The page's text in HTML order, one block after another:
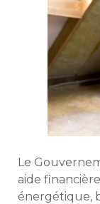
Le
aide
énergétique,